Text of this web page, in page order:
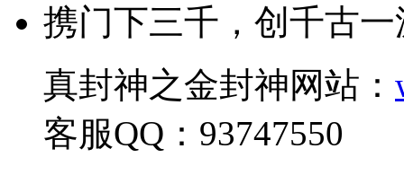
携门下三千，创千古一
真封神之金封神网站：
客服QQ：93747550